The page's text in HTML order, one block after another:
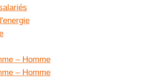
– Homme
– Homme